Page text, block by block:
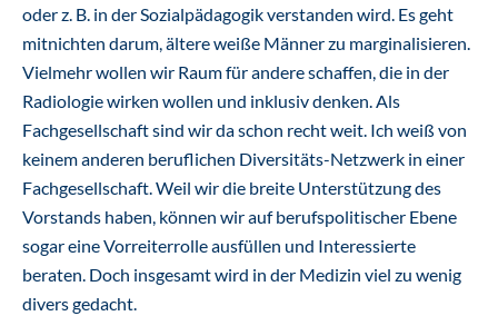
oder z. B. in der Sozialpädagogik verstanden wird. Es geht
mitnichten darum, ältere weiße Männer zu marginalisieren.
Vielmehr wollen wir Raum für andere schaffen, die in der
Radiologie wirken wollen und inklusiv denken. Als
Fachgesellschaft sind wir da schon recht weit. Ich weiß von
keinem anderen beruflichen Diversitäts-Netzwerk in einer
Fachgesellschaft. Weil wir die breite Unterstützung des
Vorstands haben, können wir auf berufspolitischer Ebene
sogar eine Vorreiterrolle ausfüllen und Interessierte
beraten. Doch insgesamt wird in der Medizin viel zu wenig
divers gedacht.